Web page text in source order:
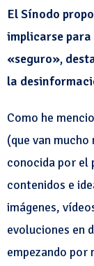
El Sínodo
implicarse
«seguro»,
la
Como he
(que van
conocida por el
contenidos e
imágenes,
evoluciones en
empezando por